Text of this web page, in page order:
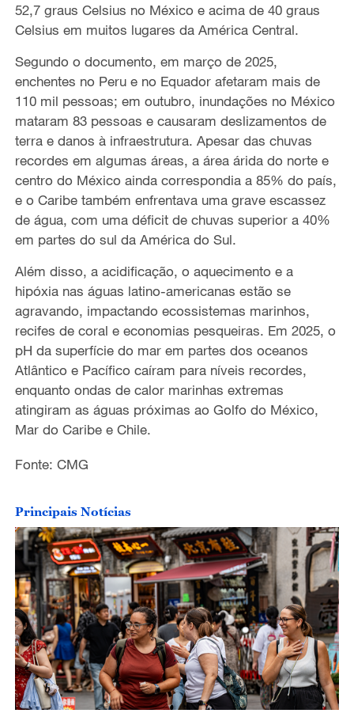
52,7 graus Celsius no México e acima de 40 graus
Celsius em muitos lugares da América Central.
Segundo o documento, em março de 2025,
enchentes no Peru e no Equador afetaram mais de
110 mil pessoas; em outubro, inundações no México
mataram 83 pessoas e causaram deslizamentos de
terra e danos à infraestrutura. Apesar das chuvas
recordes em algumas áreas, a área árida do norte e
centro do México ainda correspondia a 85% do país,
e o Caribe também enfrentava uma grave escassez
de água, com uma déficit de chuvas superior a 40%
em partes do sul da América do Sul.
Além disso, a acidificação, o aquecimento e a
hipóxia nas águas latino-americanas estão se
agravando, impactando ecossistemas marinhos,
recifes de coral e economias pesqueiras. Em 2025, o
pH da superfície do mar em partes dos oceanos
Atlântico e Pacífico caíram para níveis recordes,
enquanto ondas de calor marinhas extremas
atingiram as águas próximas ao Golfo do México,
Mar do Caribe e Chile.
Fonte: CMG
Principais Notícias